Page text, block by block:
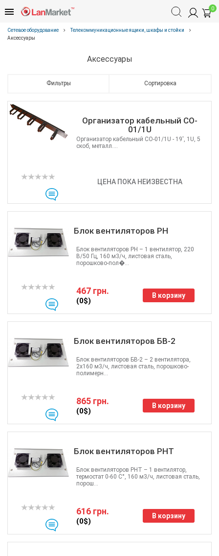
0
Сетевое оборудование
Телекоммуникационные ящики, шкафы и стойки
Аксессуары
Аксессуары
Фильтры Сортировка
Организатор кабельный CO-
01/1U
ЦЕНА ПОКА НЕИЗВЕСТНА
Организатор кабельный CO-01/1U - 19', 1U, 5
скоб, металл....
Блок вентиляторов РН
467 грн.
(0$)
В корзину
Блок вентиляторов РН – 1 вентилятор, 220
В/50 Гц, 160 м3/ч, листовая сталь,
порошково-пол�...
Блок вентиляторов БВ-2
865 грн.
(0$)
В корзину
Блок вентиляторов БВ-2 – 2 вентилятора,
2х160 м3/ч, листовая сталь, порошково-
полимерн...
Блок вентиляторов РНТ
616 грн.
(0$)
В корзину
Блок вентиляторов РНТ – 1 вентилятор,
термостат 0-60 С°, 160 м3/ч, листовая сталь,
порош...